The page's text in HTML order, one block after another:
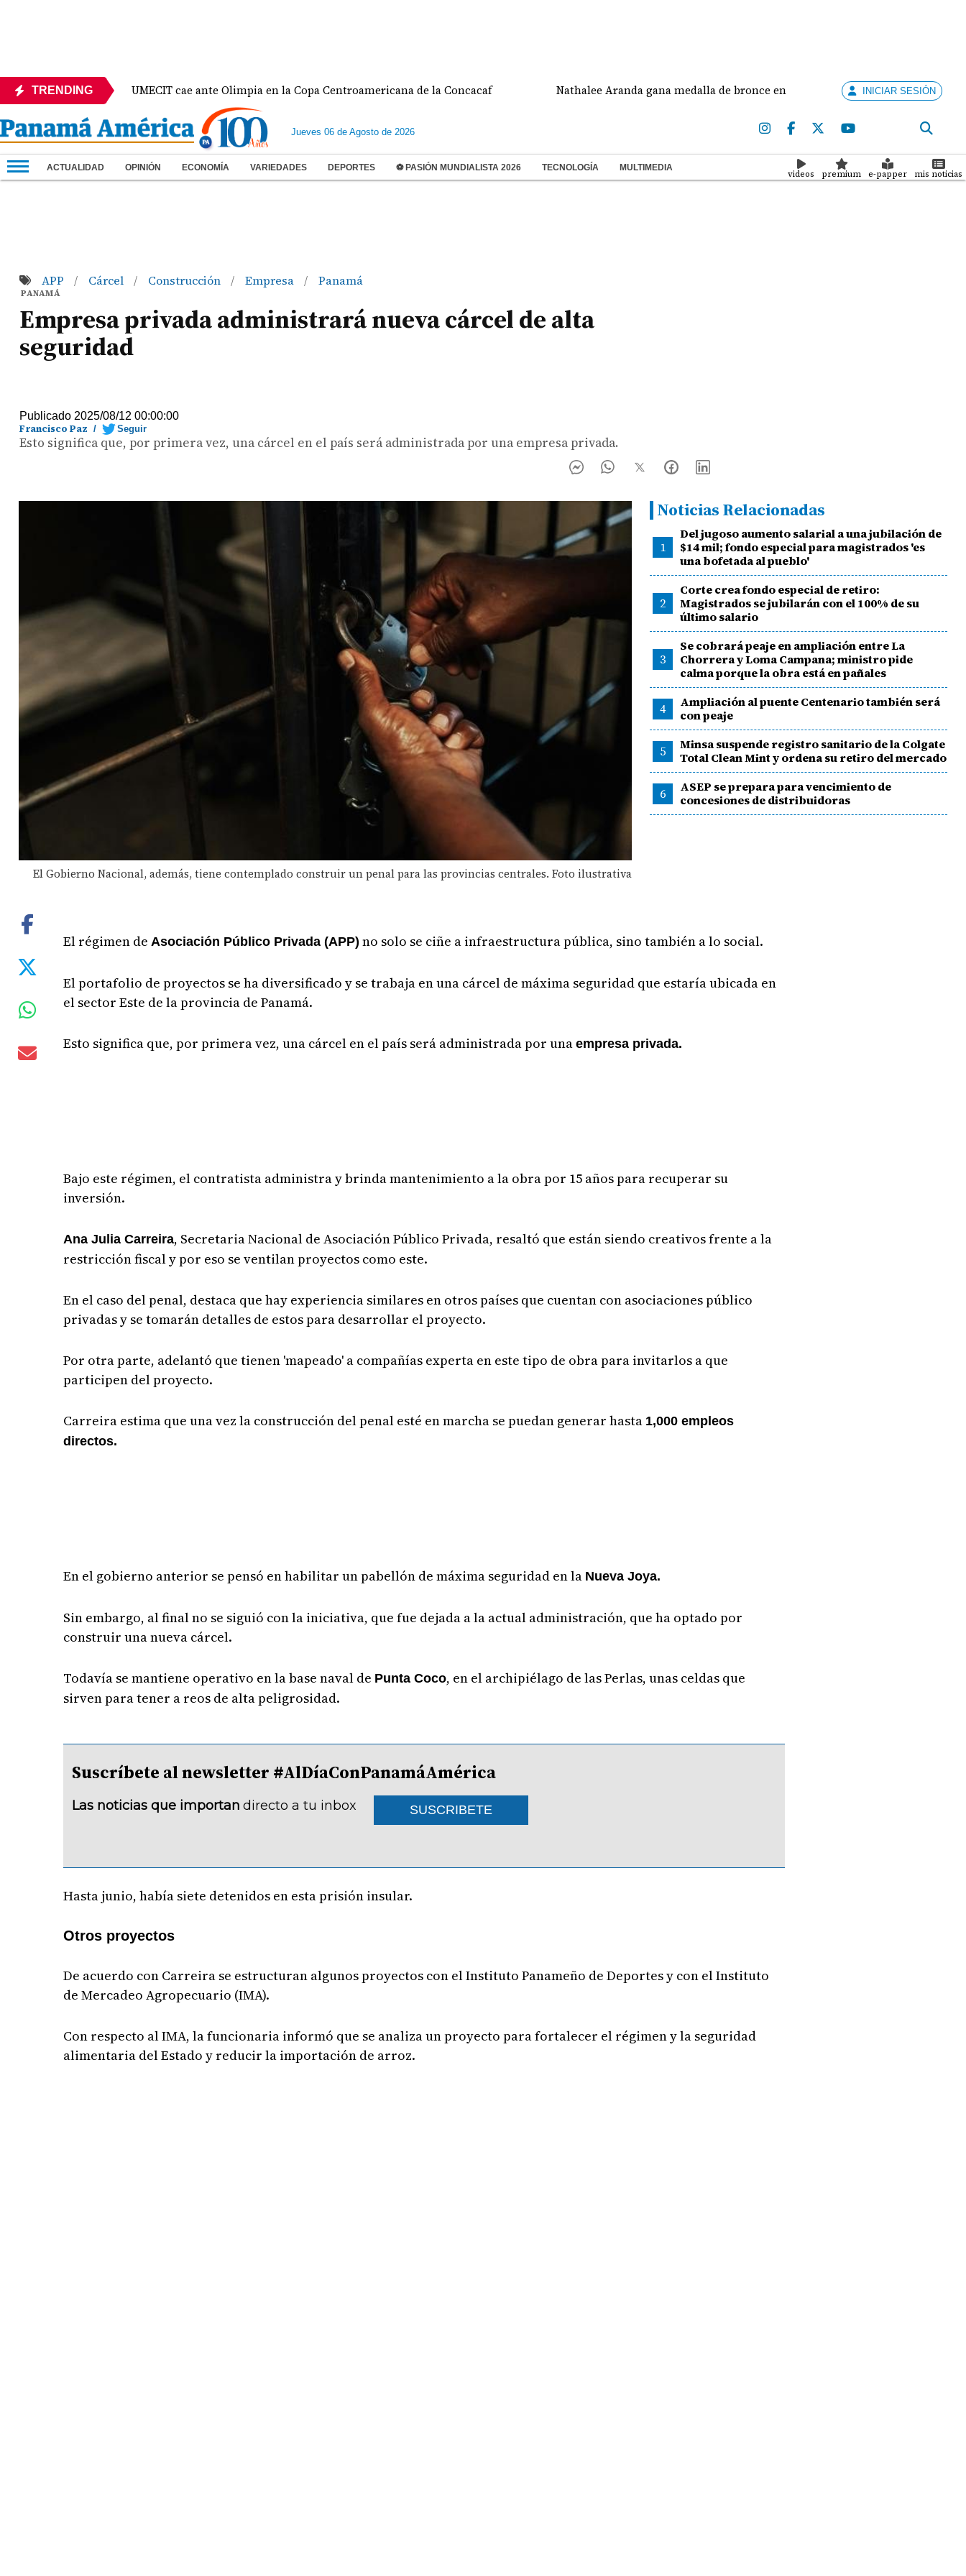
TRENDINGUMECIT cae ante Olimpia en la Copa Centroamericana de la Concacaf Nathalee Aranda gana medalla de bronce en salto largo femenino José
INICIAR SESIÓN
Jueves 06 de Agosto de 2026
ACTUALIDAD OPINIÓN ECONOMÍA VARIEDADES DEPORTES ⚽ PASIÓN MUNDIALISTA 2026 TECNOLOGÍA MULTIMEDIA
videos premium e-papper mis noticias
APP / Cárcel / Construcción / Empresa / Panamá
PANAMÁ
Empresa privada administrará nueva cárcel de alta
seguridad
Publicado 2025/08/12 00:00:00
Francisco Paz / Seguir
Esto significa que, por primera vez, una cárcel en el país será administrada por una empresa privada.
El Gobierno Nacional, además, tiene contemplado construir un penal para las provincias centrales. Foto ilustrativa
Noticias Relacionadas
1
Del jugoso aumento salarial a una jubilación de
$14 mil; fondo especial para magistrados 'es
una bofetada al pueblo'
2
Corte crea fondo especial de retiro:
Magistrados se jubilarán con el 100% de su
último salario
3
Se cobrará peaje en ampliación entre La
Chorrera y Loma Campana; ministro pide
calma porque la obra está en pañales
4
Ampliación al puente Centenario también será
con peaje
5
Minsa suspende registro sanitario de la Colgate
Total Clean Mint y ordena su retiro del mercado
6
ASEP se prepara para vencimiento de
concesiones de distribuidoras
El régimen deAsociación Público Privada (APP) no solo se ciñe a infraestructura pública, sino también a lo social.
El portafolio de proyectos se ha diversificado y se trabaja en una cárcel de máxima seguridad que estaría ubicada en
el sector Este de la provincia de Panamá.
Esto significa que, por primera vez, una cárcel en el país será administrada por unaempresa privada.
Bajo este régimen, el contratista administra y brinda mantenimiento a la obra por 15 años para recuperar su
inversión.
Ana Julia Carreira, Secretaria Nacional de Asociación Público Privada, resaltó que están siendo creativos frente a la
restricción fiscal y por eso se ventilan proyectos como este.
En el caso del penal, destaca que hay experiencia similares en otros países que cuentan con asociaciones público
privadas y se tomarán detalles de estos para desarrollar el proyecto.
Por otra parte, adelantó que tienen 'mapeado' a compañías experta en este tipo de obra para invitarlos a que
participen del proyecto.
Carreira estima que una vez la construcción del penal esté en marcha se puedan generar hasta 1,000 empleos
directos.
En el gobierno anterior se pensó en habilitar un pabellón de máxima seguridad en la Nueva Joya.
Sin embargo, al final no se siguió con la iniciativa, que fue dejada a la actual administración, que ha optado por
construir una nueva cárcel.
Todavía se mantiene operativo en la base naval de Punta Coco, en el archipiélago de las Perlas, unas celdas que
sirven para tener a reos de alta peligrosidad.
Suscríbete al newsletter #AlDíaConPanamáAmérica
Las noticias que importan directo a tu inbox SUSCRIBETE
Hasta junio, había siete detenidos en esta prisión insular.
Otros proyectos
De acuerdo con Carreira se estructuran algunos proyectos con el Instituto Panameño de Deportes y con el Instituto
de Mercadeo Agropecuario (IMA).
Con respecto al IMA, la funcionaria informó que se analiza un proyecto para fortalecer el régimen y la seguridad
alimentaria del Estado y reducir la importación de arroz.